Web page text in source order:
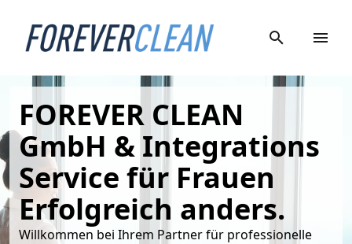
FOREVER CLEAN
GmbH & Integrations
Service für Frauen
Erfolgreich anders.
Willkommen bei Ihrem Partner für professionelle